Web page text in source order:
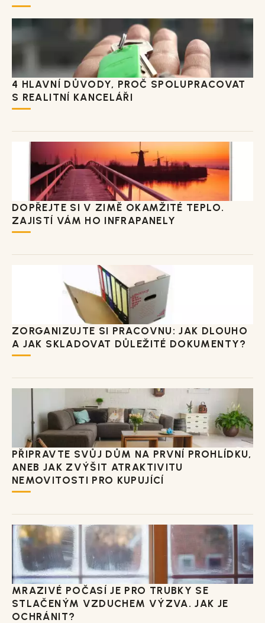
4 HLAVNÍ DŮVODY, PROČ SPOLUPRACOVAT
S REALITNÍ KANCELÁŘI
DOPŘEJTE SI V ZIMĚ OKAMŽITÉ TEPLO.
ZAJISTÍ VÁM HO INFRAPANELY
ZORGANIZUJTE SI PRACOVNU: JAK DLOUHO
A JAK SKLADOVAT DŮLEŽITÉ DOKUMENTY?
PŘIPRAVTE SVŮJ DŮM NA PRVNÍ PROHLÍDKU,
ANEB JAK ZVÝŠIT ATRAKTIVITU
NEMOVITOSTI PRO KUPUJÍCÍ
MRAZIVÉ POČASÍ JE PRO TRUBKY SE
STLAČENÝM VZDUCHEM VÝZVA. JAK JE
OCHRÁNIT?